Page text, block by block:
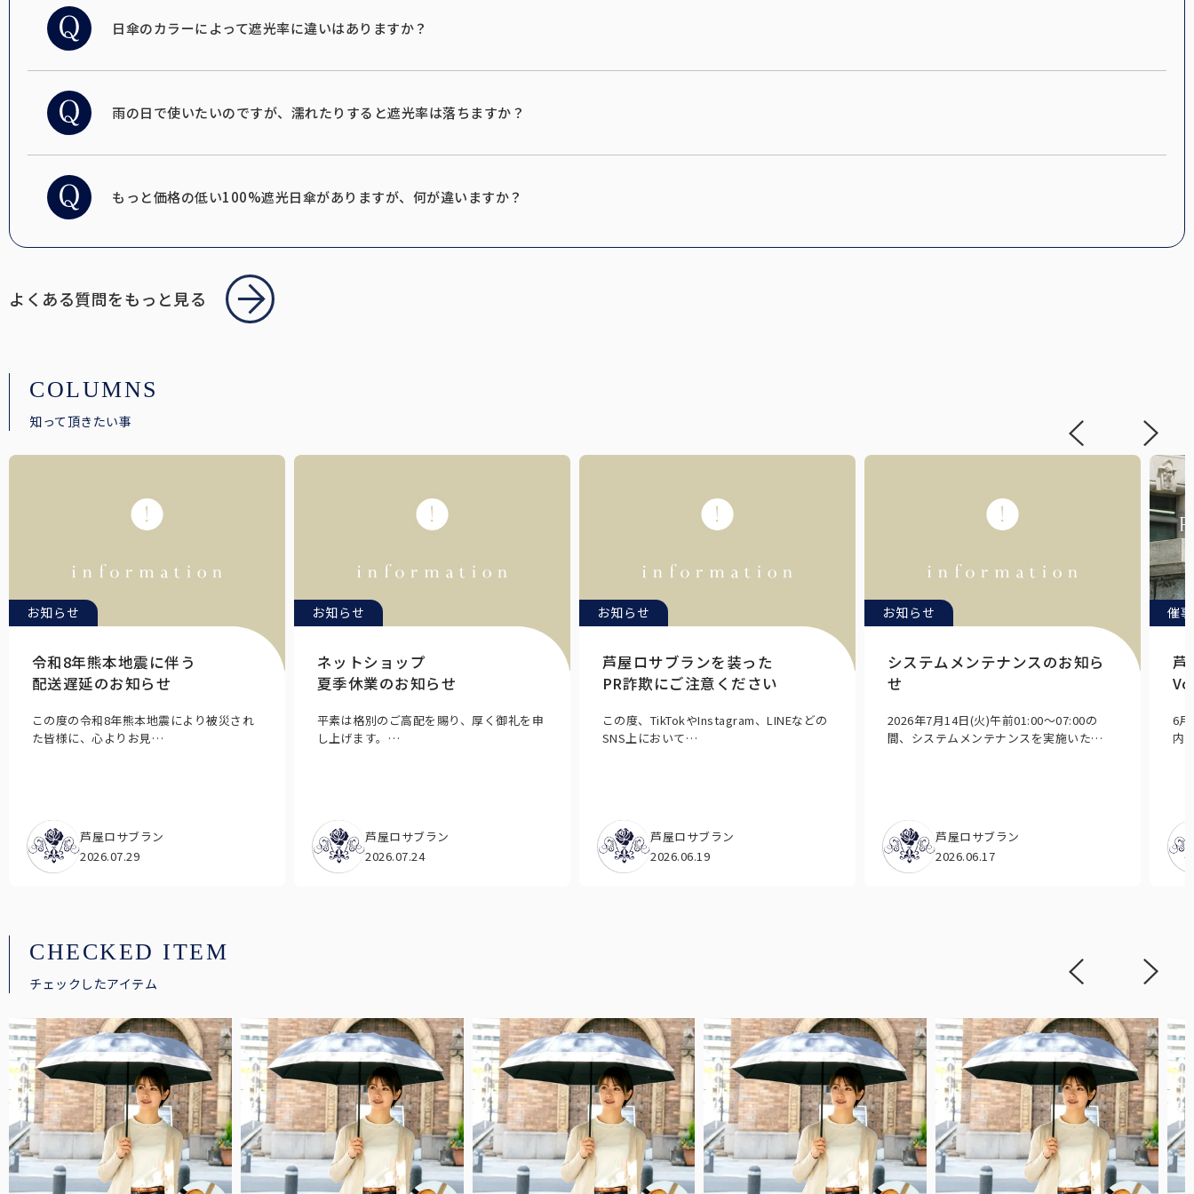
日傘のカラーによって遮光率に違いはありますか？
雨の日で使いたいのですが、濡れたりすると遮光率は落ちますか？
もっと価格の低い100%遮光日傘がありますが、何が違いますか？
よくある質問をもっと見る
COLUMNS
知って頂きたい事
お知らせ
令和8年熊本地震に伴う
配送遅延のお知らせ
この度の令和8年熊本地震により被災され
た皆様に、心よりお見…
芦屋ロサブラン
2026.07.29
お知らせ
ネットショップ
夏季休業のお知らせ
平素は格別のご高配を賜り、厚く御礼を申
し上げます。…
芦屋ロサブラン
2026.07.24
お知らせ
芦屋ロサブランを装った
PR詐欺にご注意ください
この度、TikTokやInstagram、LINEなどの
SNS上において…
芦屋ロサブラン
2026.06.19
お知らせ
システムメンテナンスのお知ら
せ
2026年7月14日(火)午前01:00～07:00の
間、システムメンテナンスを実施いた…
芦屋ロサブラン
2026.06.17
催
芦
6
内
CHECKED ITEM
チェックしたアイテム